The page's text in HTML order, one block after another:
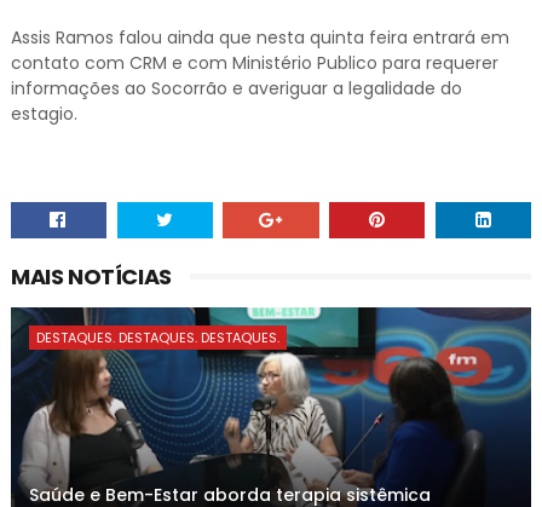
Assis Ramos falou ainda que nesta quinta feira entrará em
contato com CRM e com Ministério Publico para requerer
informações ao Socorrão e averiguar a legalidade do
estagio.
MAIS NOTÍCIAS
DESTAQUES. DESTAQUES. DESTAQUES.
Saúde e Bem-Estar aborda terapia sistêmica